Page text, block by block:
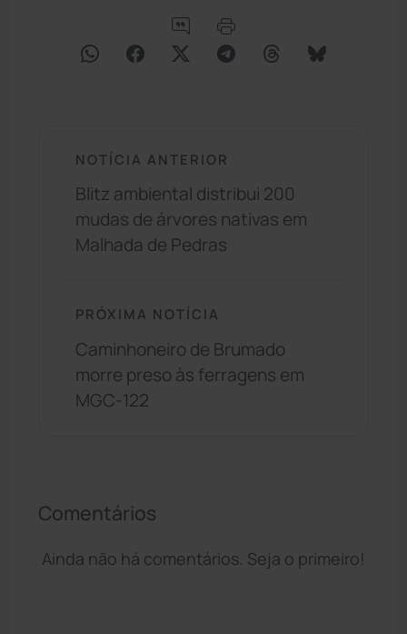
NOTÍCIA ANTERIOR
Blitz ambiental distribui 200
mudas de árvores nativas em
Malhada de Pedras
PRÓXIMA NOTÍCIA
Caminhoneiro de Brumado
morre preso às ferragens em
MGC-122
Comentários
Ainda não há comentários. Seja o primeiro!